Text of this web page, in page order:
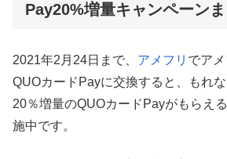
Pay20%増量キャンペーン
2021年2月24日まで、 アメフリ でア
QUOカードPayに交換すると、もれ
20％増量のQUOカードPayがもらえ
施中です。